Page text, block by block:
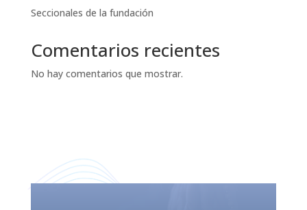
Seccionales de la fundación
Comentarios recientes
No hay comentarios que mostrar.